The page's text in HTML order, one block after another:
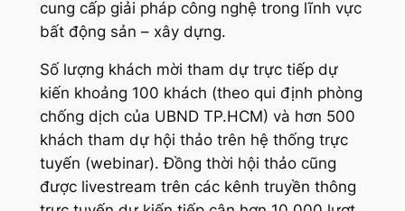
cung cấp giải pháp công nghệ trong lĩnh vực
bất động sản – xây dựng.
Số lượng khách mời tham dự trực tiếp dự
kiến khoảng 100 khách (theo qui định phòng
chống dịch của UBND TP.HCM) và hơn 500
khách tham dự hội thảo trên hệ thống trực
tuyến (webinar). Đồng thời hội thảo cũng
được livestream trên các kênh truyền thông